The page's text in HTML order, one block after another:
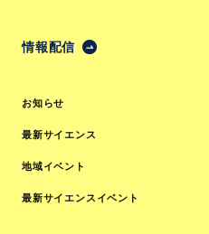
情報配信
お知らせ
最新サイエンス
地域イベント
最新サイエンスイベント